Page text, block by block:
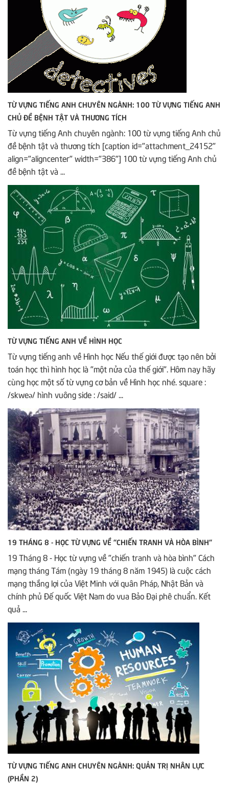
TỪ VỰNG TIẾNG ANH CHUYÊN NGÀNH: 100 TỪ VỰNG TIẾNG ANH
CHỦ ĐỀ BỆNH TẬT VÀ THƯƠNG TÍCH
Từ vựng tiếng Anh chuyên ngành: 100 từ vựng tiếng Anh chủ
đề bệnh tật và thương tích [caption id="attachment_24152"
align="aligncenter" width="386"] 100 từ vựng tiếng Anh chủ
đề bệnh tật và ...
TỪ VỰNG TIẾNG ANH VỀ HÌNH HỌC
Từ vựng tiếng anh về Hình học Nếu thế giới được tạo nên bởi
toán học thì hình học là "một nửa của thế giới". Hôm nay hãy
cùng học một số từ vựng cơ bản về Hình học nhé. square :
/skweə/ hình vuông side : /said/ ...
19 THÁNG 8 - HỌC TỪ VỰNG VỀ "CHIẾN TRANH VÀ HÒA BÌNH"
19 Tháng 8 - Học từ vựng về "chiến tranh và hòa bình" Cách
mạng tháng Tám (ngày 19 tháng 8 năm 1945) là cuộc cách
mạng thắng lợi của Việt Minh với quân Pháp, Nhật Bản và
chính phủ Đế quốc Việt Nam do vua Bảo Đại phê chuẩn. Kết
quả ...
TỪ VỰNG TIẾNG ANH CHUYÊN NGÀNH: QUẢN TRỊ NHÂN LỰC
(PHẦN 2)